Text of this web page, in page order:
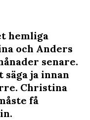
hemliga
och Anders
senare.
ja innan
Christina
få